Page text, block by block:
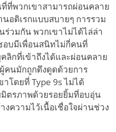
ที่พวกเขาสามารถผ่อนคลาย
นอดิเรกแบบสบายๆ การรวม
ร่วมกัน พวกเขาไม่ได้ไล่ล่า
อบมีเพื่อนสนิทไม่กี่คนที่
ลิกที่เข้าถึงได้และผ่อนคลาย
คนมักถูกดึงดูดด้วยการ
โดยที่ Type 9s ไม่ได้
มิตรภาพด้วยรอยยิ้มที่อบอุ่น
งความไว้เนื้อเชื่อใจผ่านช่วง